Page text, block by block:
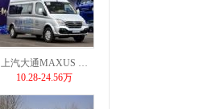
上汽大通MAXUS …
10.28-24.56万